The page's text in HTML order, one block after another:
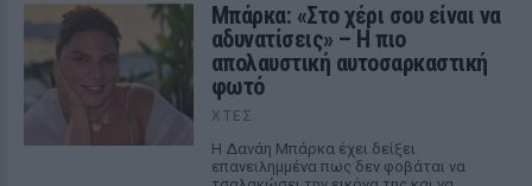
Μπάρκα: «Στο χέρι σου είναι να
αδυνατίσεις» – Η πιο
απολαυστική αυτοσαρκαστική
φωτό
ΧΤΕΣ
Η Δανάη Μπάρκα έχει δείξει
επανειλημμένα πως δεν φοβάται να